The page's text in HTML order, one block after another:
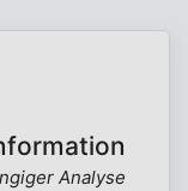
Analyse